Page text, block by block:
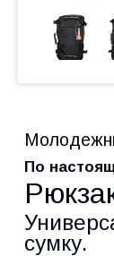
По
сумку.